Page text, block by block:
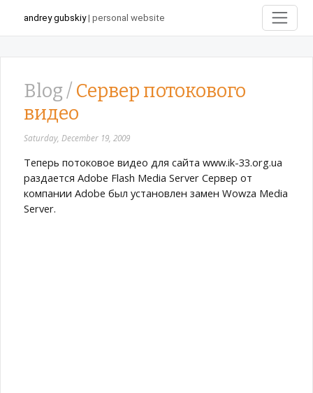
andrey gubskiy| personal website
Blog / Сервер потокового
видео
Saturday, December 19, 2009
Теперь потоковое видео для сайта www.ik-33.org.ua
раздается Adobe Flash Media Server Сервер от
компании Adobe был установлен замен Wowza Media
Server.